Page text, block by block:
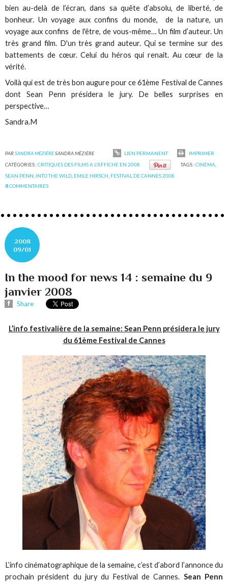
bien au-delà de l’écran, dans sa quête d’absolu, de liberté, de
bonheur. Un voyage aux confins du monde, de la nature, un
voyage aux confins de l'être, de vous-même… Un film d’auteur. Un
très grand film. D'un très grand auteur. Qui se termine sur des
battements de cœur. Celui du héros qui renait. Au cœur de la
vérité.
Voilà qui est de très bon augure pour ce 61ème Festival de Cannes
dont Sean Penn présidera le jury. De belles surprises en
perspective…
Sandra.M
PARSANDRA MÉZIÈRESANDRA MÉZIÈRE LIEN PERMANENT
IMPRIMER
CATÉGORIES :CRITIQUES DES FILMS A L'AFFICHE EN 2008 TAGS :CINÉMA
SEAN PENN INTO THE WILD EMILE HIRSCH FESTIVAL DE CANNES 2008
8COMMENTAIRES
2008
09/01
In the mood for news 14 : semaine du 9
janvier 2008
Share
L’info festivalière de la semaine: Sean Penn présidera le jury
du 61ème Festival de Cannes
L’info cinématographique de la semaine, c’est d’abord l’annonce du
prochain président du jury du Festival de Cannes. Sean Penn